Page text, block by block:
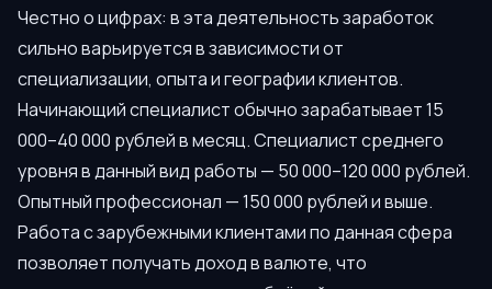
Честно о цифрах: в эта деятельность заработок
сильно варьируется в зависимости от
специализации, опыта и географии клиентов.
Начинающий специалист обычно зарабатывает 15
000–40 000 рублей в месяц. Специалист среднего
уровня в данный вид работы — 50 000–120 000 рублей.
Опытный профессионал — 150 000 рублей и выше.
Работа с зарубежными клиентами по данная сфера
позволяет получать доход в валюте, что